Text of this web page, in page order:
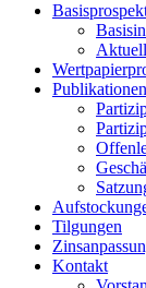
Publikationen
Tilgungen
Kontakt